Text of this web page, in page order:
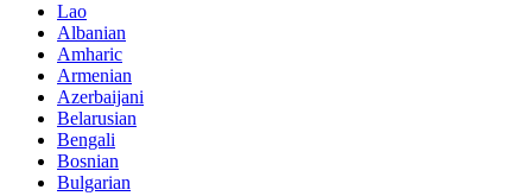
Lao
Albanian
Amharic
Armenian
Azerbaijani
Belarusian
Bengali
Bosnian
Bulgarian